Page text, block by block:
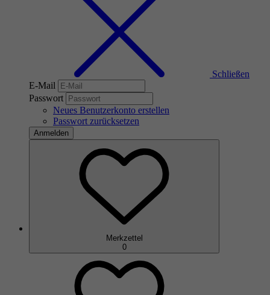
Schließen
E-Mail
Passwort
Neues Benutzerkonto erstellen
Passwort zurücksetzen
Anmelden
Merkzettel
0